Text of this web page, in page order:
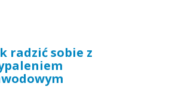
radzić sobie z